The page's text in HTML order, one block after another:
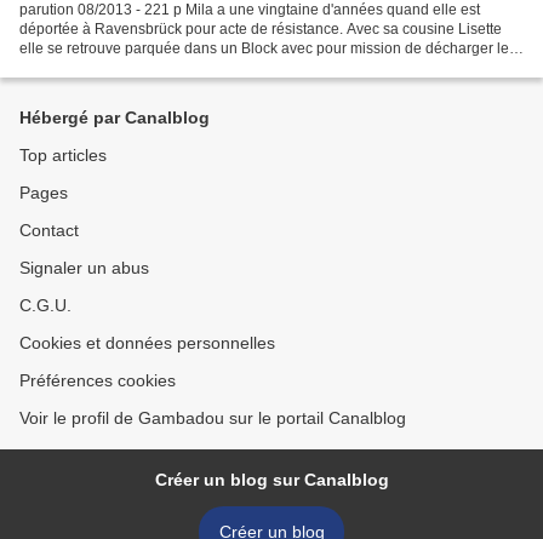
parution 08/2013 - 221 p Mila a une vingtaine d'années quand elle est
déportée à Ravensbrück pour acte de résistance. Avec sa cousine Lisette
elle se retrouve parquée dans un Block avec pour mission de décharger les
Hébergé par Canalblog
Top articles
Pages
Contact
Signaler un abus
C.G.U.
Cookies et données personnelles
Préférences cookies
Voir le profil de Gambadou sur le portail Canalblog
Créer un blog sur Canalblog
Créer un blog